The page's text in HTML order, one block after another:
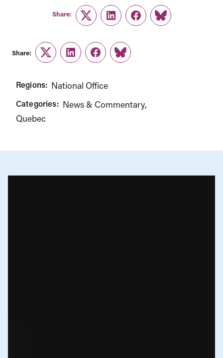
Share:
TwitterLinkedInFacebook
Link
Share:
TwitterLinkedInFacebook
Link
Regions: National Office
Categories: News & Commentary
Quebec